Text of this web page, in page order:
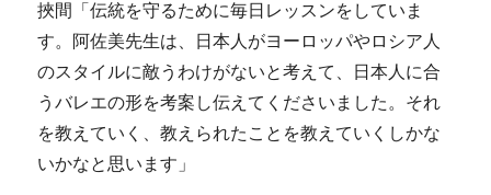
挾間「伝統を守るために毎日レッスンをしていま
す。阿佐美先生は、日本人がヨーロッパやロシア人
のスタイルに敵うわけがないと考えて、日本人に合
うバレエの形を考案し伝えてくださいました。それ
を教えていく、教えられたことを教えていくしかな
いかなと思います」